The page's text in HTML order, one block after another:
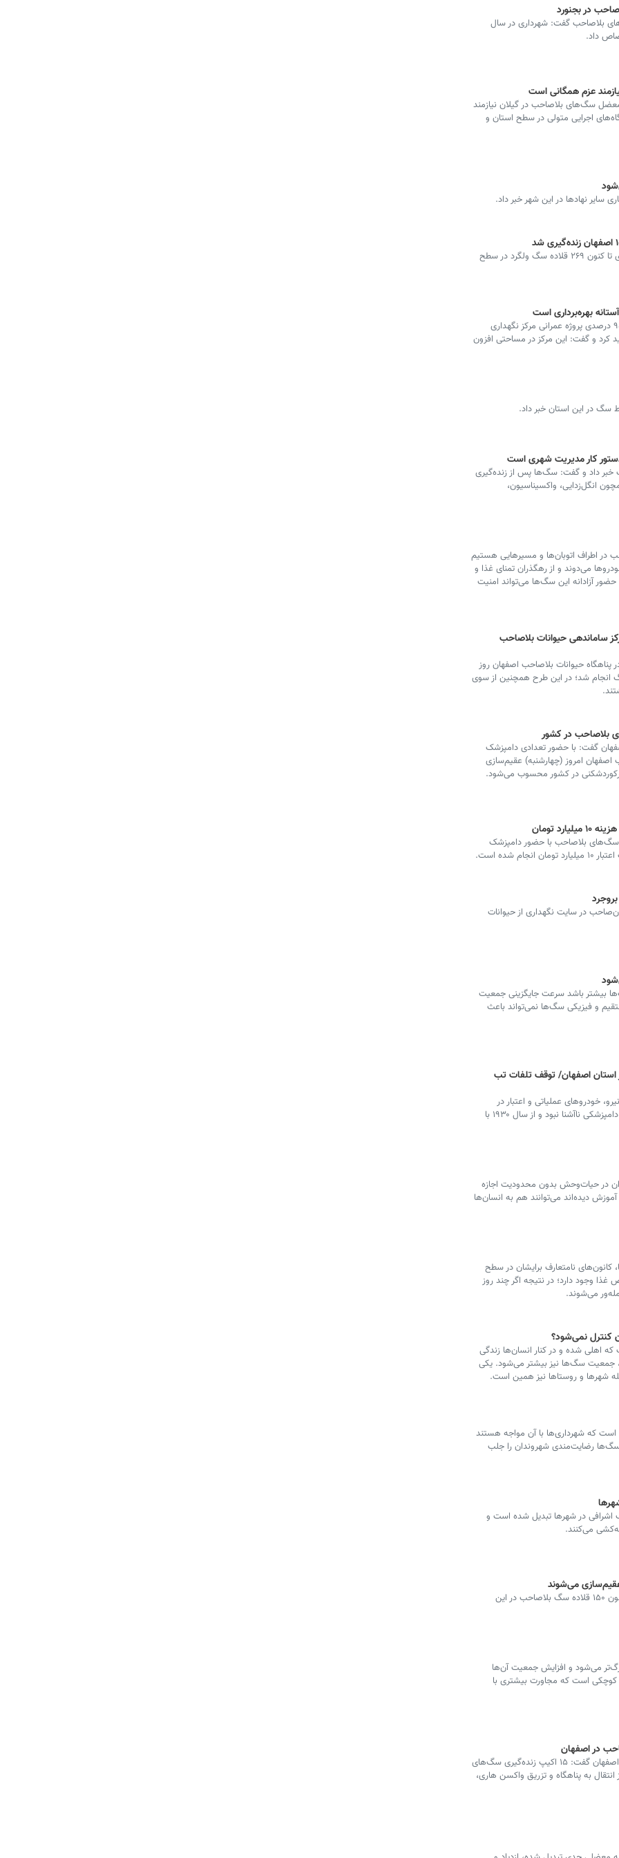
در بجنورد
بلاصاحب گفت: شهرداری در سال
داد.
عزم همگانی است
سگ‌های بلاصاحب در گیلان نیازمند
اجرایی متولی در سطح استان و
نهادها در این شهر خبر داد.
مدیر منطقه ۱۰ شهرداری اصفهان گفت: از ابتدای سال جاری تا کنون ۲۶۹ قلاده سگ ولگرد در سطح
بهره‌برداری است
معاون فنی و عمرانی شهرداری تبریز با اشاره به پیشرفت ۹۵ درصدی پروژه عمرانی مرکز نگهداری
و گفت: این مرکز در مساحتی افزون
سگ در این استان خبر داد.
کار مدیریت شهری است
خبر داد و گفت: سگ‌ها پس از زنده‌گیری
انگل‌زدایی، واکسیناسیون،
اطراف اتوبان‌ها و مسیرهایی هستیم
می‌دوند و از رهگذران تمنای غذا و
آزادانه این سگ‌ها می‌تواند امنیت
حیوانات بلاصاحب
حیوانات بلاصاحب اصفهان روز
شهریورماه عقیم‌سازی ۱۵۰ قلاده سگ انجام شد؛ در این طرح همچنین از سوی
بلاصاحب در کشور
گفت: با حضور تعدادی دامپزشک
اصفهان امروز (چهارشنبه) عقیم‌سازی
تومان
سگ‌های بلاصاحب با حضور دامپزشک
است.
در سایت نگهداری از حیوانات
بیشتر باشد سرعت جایگزینی جمعیت
و فیزیکی سگ‌ها نمی‌تواند باعث
راس دام در استان اصفهان/ توقف تلفات تب
خودروهای عملیاتی و اعتبار در
سازمان دامپزشکی، گفت: ویروس‌های خانواده کرونا، برای دامپزشکی ناآشنا نبود و از سال ۱۹۳۰ با
در حیات‌وحش بدون محدودیت اجازه
دیده‌اند می‌توانند هم به انسان‌ها
نامتعارف برایشان در سطح
وجود دارد؛ در نتیجه اگر چند روز
می‌شوند.
کنترل نمی‌شود؟
اهلی شده و در کنار انسان‌ها زندگی
جمعیت سگ‌ها نیز بیشتر می‌شود. یکی
شهرها و روستاها نیز همین است.
که شهرداری‌ها با آن مواجه هستند
سگ‌ها رضایت‌مندی شهروندان را جلب
در شهرها تبدیل شده است و
می‌کنند.
می‌شوند
رئیس سازمان مدیریت پسماند شهرداری ارومیه گفت: تاکنون ۱۵۰ قلاده سگ بلاصاحب در این
می‌شود و افزایش جمعیت آن‌ها
کوچکی است که مجاورت بیشتری با
رئیس اداره هماهنگی و نظارت بر خدمات شهری شهرداری اصفهان گفت: ۱۵ اکیپ زنده‌گیری سگ‌های
به پناهگاه و تزریق واکسن هاری،